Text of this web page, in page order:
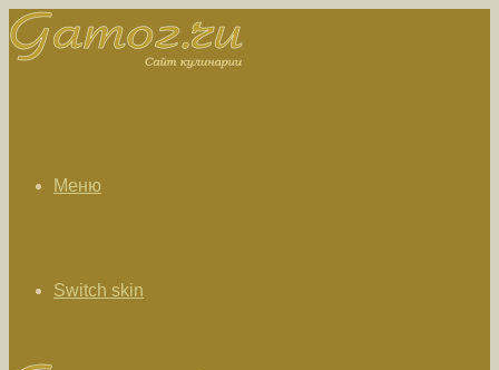
Меню
Switch skin